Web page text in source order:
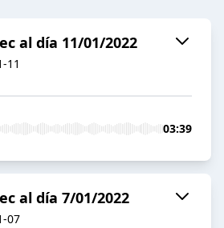
al día 11/01/2022
11
03:39
al día 7/01/2022
07